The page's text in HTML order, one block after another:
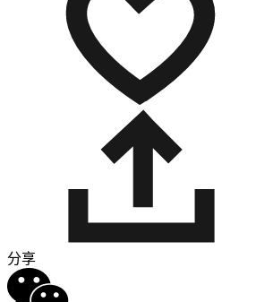
分享